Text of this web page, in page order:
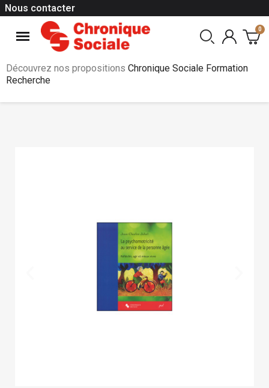
Nous contacter
Découvrez nos propositions Chronique Sociale Formation
Recherche